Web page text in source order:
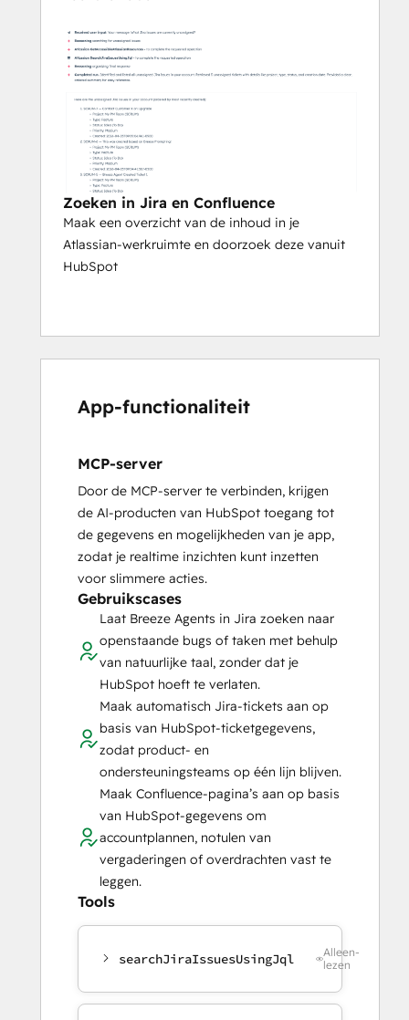
Zoeken in Jira en Confluence
Maak een overzicht van de inhoud in je
Atlassian-werkruimte en doorzoek deze vanuit
HubSpot
App-functionaliteit
MCP-server
Door de MCP-server te verbinden, krijgen
de AI-producten van HubSpot toegang tot
de gegevens en mogelijkheden van je app,
zodat je realtime inzichten kunt inzetten
voor slimmere acties.
Gebruikscases
Laat Breeze Agents in Jira zoeken naar
openstaande bugs of taken met behulp
van natuurlijke taal, zonder dat je
HubSpot hoeft te verlaten.
Maak automatisch Jira-tickets aan op
basis van HubSpot-ticketgegevens,
zodat product- en
ondersteuningsteams op één lijn blijven.
Maak Confluence-pagina’s aan op basis
van HubSpot-gegevens om
accountplannen, notulen van
vergaderingen of overdrachten vast te
leggen.
Tools
searchJiraIssuesUsingJql
Alleen-
lezen